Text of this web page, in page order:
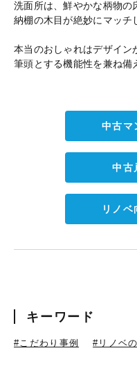
洗面所は、鮮やかな柄物の
納棚の木目が絶妙にマッチ
本当のおしゃれはデザイン
筆頭とする機能性を兼ね備
中古マ
中古
リノ
キーワード
#こだわり事例 #リノベ